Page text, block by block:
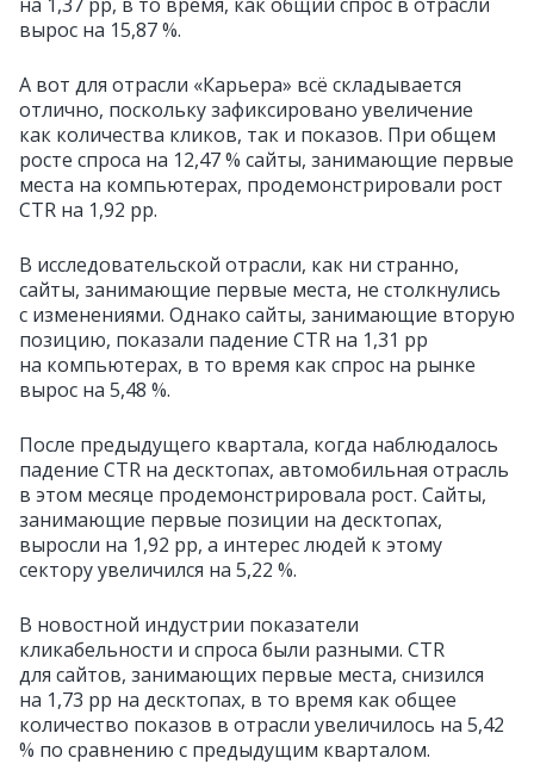
вырос на 15,87 %.
А вот для отрасли «Карьера» всё складывается
отлично, поскольку зафиксировано увеличение
как количества кликов, так и показов. При общем
росте спроса на 12,47 % сайты, занимающие первые
места на компьютерах, продемонстрировали рост
CTR на 1,92 pp.
В исследовательской отрасли, как ни странно,
сайты, занимающие первые места, не столкнулись
с изменениями. Однако сайты, занимающие вторую
позицию, показали падение CTR на 1,31 pp
на компьютерах, в то время как спрос на рынке
вырос на 5,48 %.
После предыдущего квартала, когда наблюдалось
падение CTR на десктопах, автомобильная отрасль
в этом месяце продемонстрировала рост. Сайты,
занимающие первые позиции на десктопах,
выросли на 1,92 pp, а интерес людей к этому
сектору увеличился на 5,22 %.
В новостной индустрии показатели
кликабельности и спроса были разными. CTR
для сайтов, занимающих первые места, снизился
на 1,73 pp на десктопах, в то время как общее
количество показов в отрасли увеличилось на 5,42
% по сравнению с предыдущим кварталом.